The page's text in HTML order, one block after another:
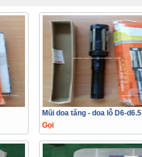
Mũi doa tăng - doa lỗ D6-d6.5
Gọi